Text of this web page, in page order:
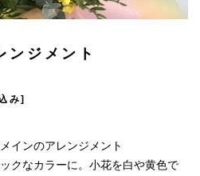
ンジメント
み]
インのアレンジメント
クなカラーに。小花を白や黄色で